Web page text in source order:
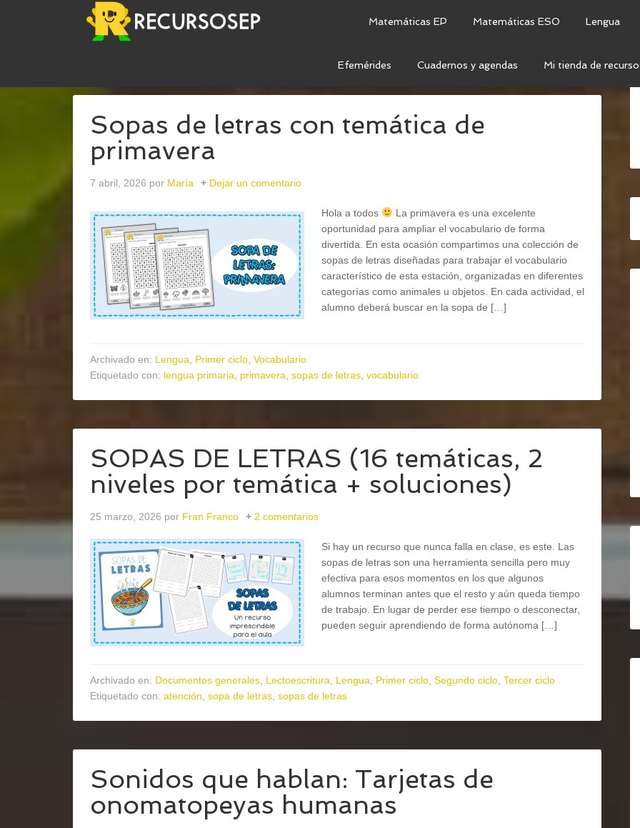
Matemáticas EP Matemáticas ESO Lengua
Efemérides Cuadernos y agendas Mi tienda de
Sopas de letras con temática de
primavera
7 abril, 2026 por María Dejar un comentario
Hola a todos
La primavera es una excelente
oportunidad para ampliar el vocabulario de forma
divertida. En esta ocasión compartimos una colección de
sopas de letras diseñadas para trabajar el vocabulario
característico de esta estación, organizadas en diferentes
categorías como animales u objetos. En cada actividad, el
alumno deberá buscar en la sopa de […]
Archivado en: Lengua Primer ciclo Vocabulario
Etiquetado con: lengua primaria primavera sopas de letras vocabulario
SOPAS DE LETRAS (16 temáticas, 2
niveles por temática + soluciones)
25 marzo, 2026 por Fran Franco 2 comentarios
Si hay un recurso que nunca falla en clase, es este. Las
sopas de letras son una herramienta sencilla pero muy
efectiva para esos momentos en los que algunos
alumnos terminan antes que el resto y aún queda tiempo
de trabajo. En lugar de perder ese tiempo o desconectar,
pueden seguir aprendiendo de forma autónoma […]
Archivado en: Documentos generales Lectoescritura Lengua Primer ciclo Segundo ciclo Tercer ciclo
Etiquetado con: atención sopa de letras sopas de letras
Sonidos que hablan: Tarjetas de
onomatopeyas humanas